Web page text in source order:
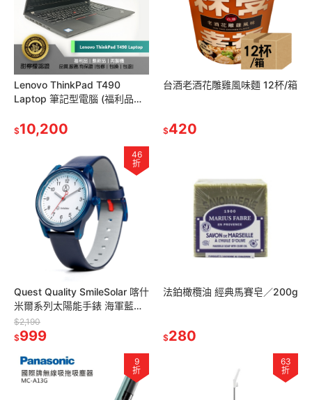
Lenovo ThinkPad T490
Laptop 筆記型電腦 (福利品保
$10,200
台酒老酒花雕雞風味麵 12杯/箱
$420
46
折
Quest Quality SmileSolar 喀什
米爾系列太陽能手錶 海軍藍
Large/40mm
$2,190
$999
法鉑橄欖油 經典馬賽皂／200g
$280
9
折
63
折